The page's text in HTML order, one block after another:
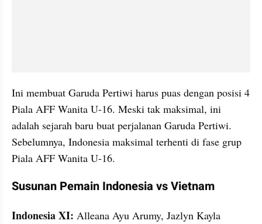
Ini membuat Garuda Pertiwi harus puas dengan posisi 4
Piala AFF Wanita U-16. Meski tak maksimal, ini
adalah sejarah baru buat perjalanan Garuda Pertiwi.
Sebelumnya, Indonesia maksimal terhenti di fase grup
Piala AFF Wanita U-16.
Susunan Pemain Indonesia vs Vietnam
Indonesia XI: Alleana Ayu Arumy, Jazlyn Kayla